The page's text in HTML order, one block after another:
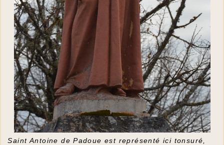
Saint Antoine de Padoue est représenté ici tonsuré,